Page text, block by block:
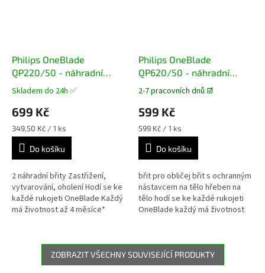
Philips OneBlade
QP220/50 - náhradní
hlavice
Průměrné
produktu
je
5,0
5
hvězdiček.
Skladem do 24h ✅
699 Kč
Měrná
cena:
349,50 Kč / 1 ks
Do košíku
2 náhradní břity Zastřižení,
vytvarování, oholení Hodí se ke
každé rukojeti OneBlade Každý
má životnost až 4 měsíce*
Philips OneBlade
QP620/50 - náhradní
Průměrné
produktu
je
4,8
5
hvězdiček.
2-7 pracovních dnů ☑️
599 Kč
Měrná
cena:
599 Kč / 1 ks
Do košíku
břit pro obličej břit s ochranným
nástavcem na tělo hřeben na
tělo hodí se ke každé rukojeti
OneBlade každý má životnost
ZOBRAZIT VŠECHNY SOUVISEJÍCÍ PRODUKTY